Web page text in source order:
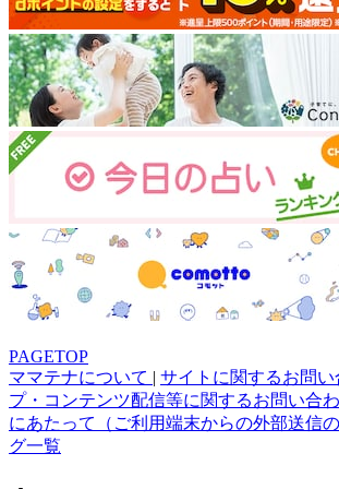
PAGETOP
ママテナについて | サイトに関するお問い
プ・コンテンツ配信等に関するお問い合
にあたって（ご利用端末からの外部送信
グ一覧